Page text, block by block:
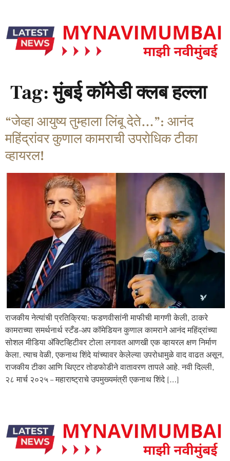
Tag:मुंबई कॉमेडी क्लब हल्ला
“जेव्हा आयुष्य तुम्हाला लिंबू देते…”: आनंद
महिंद्रांवर कुणाल कामराची उपरोधिक टीका
व्हायरल!
राजकीय नेत्यांची प्रतिक्रिया: फडणवीसांनी माफीची मागणी केली, ठाकरे
कामराच्या समर्थनार्थ स्टँड-अप कॉमेडियन कुणाल कामराने आनंद महिंद्रांच्या
सोशल मीडिया अ‍ॅक्टिव्हिटीवर टोला लगावत आणखी एक व्हायरल क्षण निर्माण
केला. त्याच वेळी, एकनाथ शिंदे यांच्यावर केलेल्या उपरोधामुळे वाद वाढत असून,
राजकीय टीका आणि थिएटर तोडफोडीने वातावरण तापले आहे. नवी दिल्ली,
२८ मार्च २०२५ – महाराष्ट्राचे उपमुख्यमंत्री एकनाथ शिंदे […]